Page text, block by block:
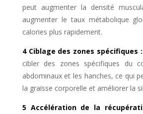
peut augmenter la densité
augmenter le taux métabolique
calories plus rapidement.
4 Ciblage des zones spécifiques :
cibler des zones spécifiques du
abdominaux et les hanches, ce qui
la graisse corporelle et améliorer la
5 Accélération de la